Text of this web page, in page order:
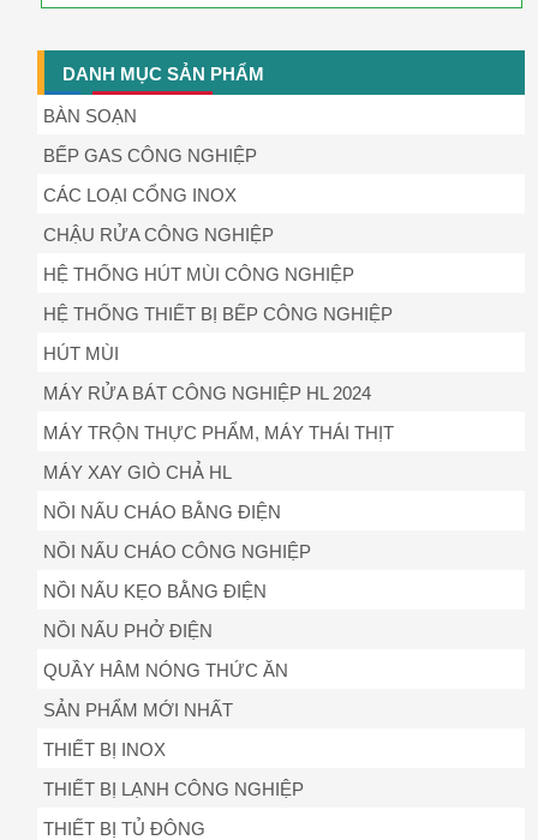
DANH MỤC SẢN PHẨM
BÀN SOẠN
BẾP GAS CÔNG NGHIỆP
CÁC LOẠI CỔNG INOX
CHẬU RỬA CÔNG NGHIỆP
HỆ THỐNG HÚT MÙI CÔNG NGHIỆP
HỆ THỐNG THIẾT BỊ BẾP CÔNG NGHIỆP
HÚT MÙI
MÁY RỬA BÁT CÔNG NGHIỆP HL 2024
MÁY TRỘN THỰC PHẨM, MÁY THÁI THỊT
MÁY XAY GIÒ CHẢ HL
NỒI NẤU CHÁO BẰNG ĐIỆN
NỒI NẤU CHÁO CÔNG NGHIỆP
NỒI NẤU KẸO BẰNG ĐIỆN
NỒI NẤU PHỞ ĐIỆN
QUẦY HÂM NÓNG THỨC ĂN
SẢN PHẨM MỚI NHẤT
THIẾT BỊ INOX
THIẾT BỊ LẠNH CÔNG NGHIỆP
THIẾT BỊ TỦ ĐÔNG